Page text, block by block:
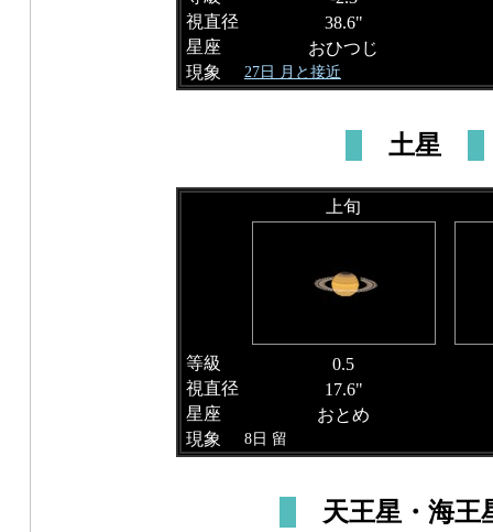
視直径
38.6"
星座
おひつじ
現象
27日 月と接近
土星
上旬
等級
0.5
視直径
17.6"
星座
おとめ
現象
8日 留
天王星・海王